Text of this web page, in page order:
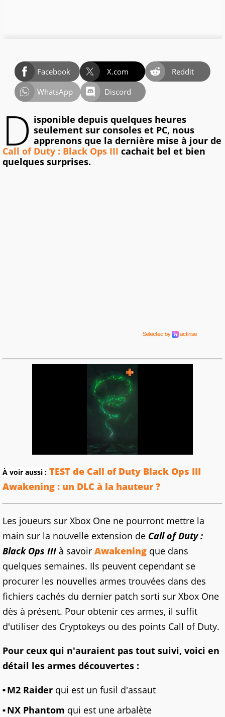
Facebook X.com
Reddit
WhatsApp
Discord
D isponible depuis quelques heures
seulement sur consoles et PC, nous
apprenons que la dernière mise à jour de
Call of Duty : Black Ops III cachait bel et bien
quelques surprises.
À voir aussi : TEST de Call of Duty Black Ops III
Awakening : un DLC à la hauteur ?
Les joueurs sur Xbox One ne pourront mettre la
main sur la nouvelle extension de CallofDuty:
Black Ops III à savoir Awakening que dans
quelques semaines. Ils peuvent cependant se
procurer les nouvelles armes trouvées dans des
fichiers cachés du dernier patch sorti sur Xbox One
dès à présent. Pour obtenir ces armes, il suffit
d'utiliser des Cryptokeys ou des points Call of Duty.
Pour ceux qui n'auraient pas tout suivi, voici en
détail les armes découvertes :
M2 Raider qui est un fusil d'assaut
NX Phantom qui est une arbalète